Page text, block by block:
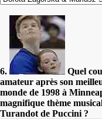
6.
Quel
amateur après son
monde de 1998 à
magnifique thème
Turandot de Puccini ?